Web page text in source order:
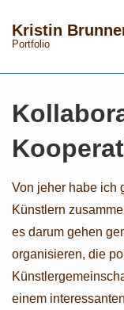
ZumKristin
Portfolio
Von jeher habe ich
Künstlern
es darum gehen
organisieren, die
einem